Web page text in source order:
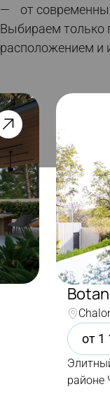
— от
Выбираем только
расположением и
от 1
районе